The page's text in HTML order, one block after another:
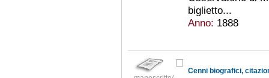
biglietto...
Anno: 1888
Cenni biografici,